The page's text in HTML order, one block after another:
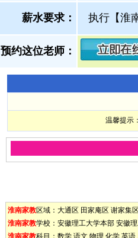
薪水要求： 执行【淮
预约这位老师：
温馨提示
淮南家教区域： 大通区 田家庵区 谢家集区
淮南家教学校： 安徽理工大学本部 安徽
淮南家教科目： 数学 语文 物理 化学 英语